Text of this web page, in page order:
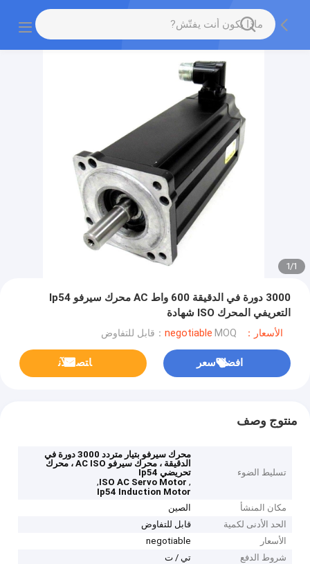
1
/
1
3000 دورة في الدقيقة 600 واط AC محرك سيرفو Ip54
التعريفي المحرك ISO شهادة
الأسعار：negotiable MOQ：قابل للتفاوض
افضل سعر ﺎﺘﺼﻟ ﺍﻶﻧ
منتوج وصف
تسليط الضوء
محرك سيرفو بتيار متردد 3000 دورة في
الدقيقة ، محرك سيرفو AC ISO ، محرك
تحريضي Ip54
,
ISO AC Servo Motor
,
Ip54 Induction Motor
مكان المنشأ
الصين
الحد الأدنى لكمية
قابل للتفاوض
الأسعار
negotiable
شروط الدفع
تي / ت